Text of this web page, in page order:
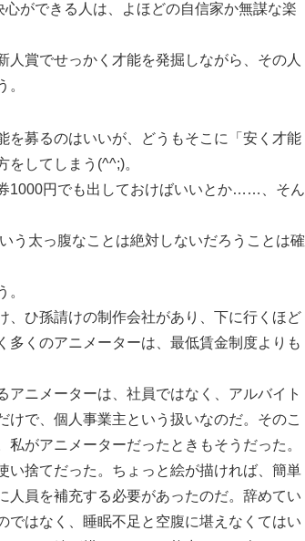
ができる人は、よほどの自信家か無謀な楽
賞でせっかく才能を発掘しながら、その人
。
募るのはいいが、どうもそこに「安く才能
してしまう(^^;)。
1000円でも出しておけばいいとか……、そん
太っ腹なことは絶対しないだろうことは確
ひ孫請けの制作会社があり、下に行くほど
くのアニメーターは、最低賃金制度よりも
ニメーターは、社員ではなく、アルバイト
で、個人事業主という扱いなのだ。そのこ
がアニメーターだったときもそうだった。
捨てだった。ちょっと絵が描ければ、簡単
人員を補充する必要があったのだ。辞めてい
ではなく、睡眠不足と空腹に堪えなくてはい